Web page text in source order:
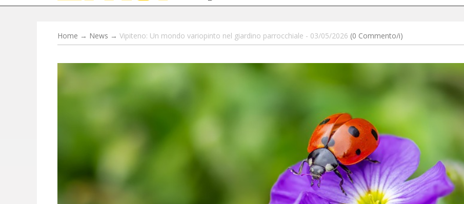
Home → News → Vipiteno: Un mondo variopinto nel giardino parrocchiale - 03/05/2026 (0 Commento/i)